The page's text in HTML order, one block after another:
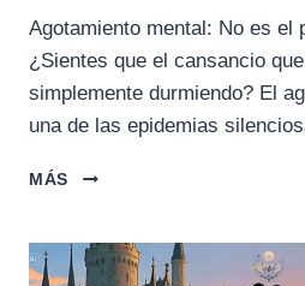
Agotamiento mental: No es el
¿Sientes que el cansancio
simplemente durmiendo? El
una de las epidemias
MÁS
LA
LA
PIEDRA